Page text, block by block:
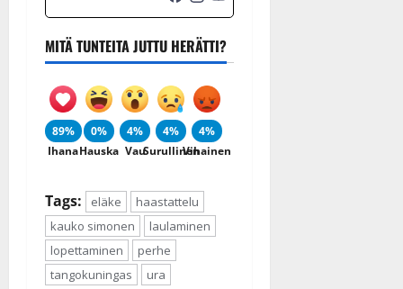
MITÄ TUNTEITA JUTTU HERÄTTI?
89%
Ihana
0%
Hauska
4%
Vau
4%
Surullinen
4%
Vihainen
Tags: eläke
haastattelu
kauko simonen
laulaminen
lopettaminen
perhe
tangokuningas
ura